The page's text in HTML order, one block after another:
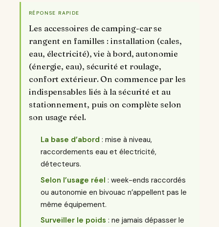
RÉPONSE RAPIDE
Les accessoires de camping-car se
rangent en familles : installation (cales,
eau, électricité), vie à bord, autonomie
(énergie, eau), sécurité et roulage,
confort extérieur. On commence par les
indispensables liés à la sécurité et au
stationnement, puis on complète selon
son usage réel.
La base d’abord : mise à niveau,
raccordements eau et électricité,
détecteurs.
Selon l’usage réel : week-ends raccordés
ou autonomie en bivouac n’appellent pas le
même équipement.
Surveiller le poids : ne jamais dépasser le